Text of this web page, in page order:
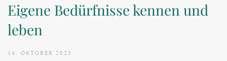
Eigene Bedürfnisse kennen und
leben
14. OKTOBER 2025